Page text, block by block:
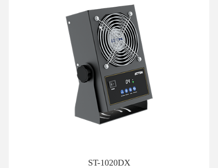
ST-1020DX